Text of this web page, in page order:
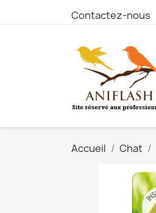
Contactez-nous
Accueil Chat